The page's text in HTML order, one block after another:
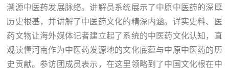
溯源中医药发展脉络。讲解员系统展示了中原中医药的深厚
历史根基，并讲解了中医药文化的精深内涵。详实史料、医
药文物让海外媒体记者建立起了系统的中医药文化认知，直
观读懂河南作为中医药发源地的文化底蕴与中原中医药的历
史贡献。参访团成员表示，在这里领略到了中国文化根在中